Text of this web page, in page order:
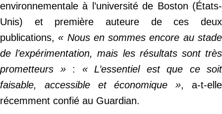
environnementale à l’université de Boston (États-
Unis) et première auteure de ces deux
publications,« Nous en sommes encore au stade
de l’expérimentation, mais les résultats sont très
prometteurs »: « L’essentiel est que ce soit
faisable, accessible et économique », a-t-elle
récemment confié au Guardian.